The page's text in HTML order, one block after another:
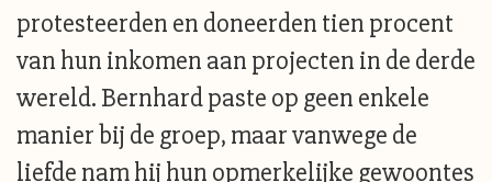
protesteerden en doneerden tien procent
van hun inkomen aan projecten in de derde
wereld. Bernhard paste op geen enkele
manier bij de groep, maar vanwege de
liefde nam hij hun opmerkelijke gewoontes